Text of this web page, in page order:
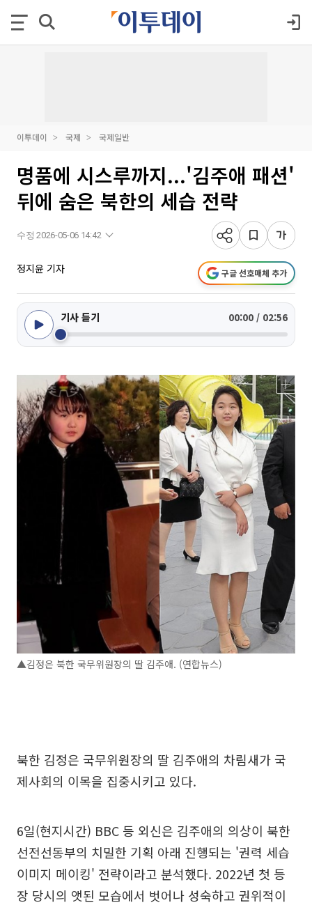
이투데이 국제 국제일반
명품에 시스루까지...'김주애 패션'
뒤에 숨은 북한의 세습 전략
수정 2026-05-06 14:42
정지윤 기자 구글 선호매체 추가
기사 듣기 00:00 / 02:56
▲김정은 북한 국무위원장의 딸 김주애. (연합뉴스)
북한 김정은 국무위원장의 딸 김주애의 차림새가 국
제사회의 이목을 집중시키고 있다.
6일(현지시간) BBC 등 외신은 김주애의 의상이 북한
선전선동부의 치밀한 기획 아래 진행되는 '권력 세습
이미지 메이킹' 전략이라고 분석했다. 2022년 첫 등
장 당시의 앳된 모습에서 벗어나 성숙하고 권위적이